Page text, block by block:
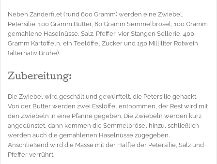
Neben Zanderfilet (rund 600 Gramm) werden eine Zwiebel,
Petersilie, 100 Gramm Butter, 60 Gramm Semmelbrösel, 100 Gramm
gemahlene Haselnüsse, Salz, Pfeffer, vier Stangen Sellerie, 400
Gramm Kartoffeln, ein Teelöffel Zucker und 150 Milliliter Rotwein
(alternativ Brühe).
Zubereitung:
Die Zwiebel wird geschält und gewürftelt, die Petersilie gehackt.
Von der Butter werden zwei Esslöffel entnommen, der Rest wird mit
den Zwiebeln in eine Pfanne gegeben. Die Zwiebeln werden kurz
angedünstet, dann kommen die Semmelbrösel hinzu, schließlich
werden auch die gemahlenen Haselnüsse zugegeben.
Anschließend wird die Masse mit der Hälfte der Petersilie, Salz und
Pfeffer verrührt.